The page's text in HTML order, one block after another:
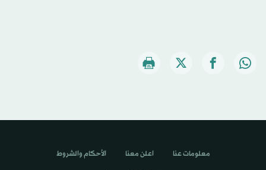
معلومات عنا اعلن معنا الأحكام والشروط